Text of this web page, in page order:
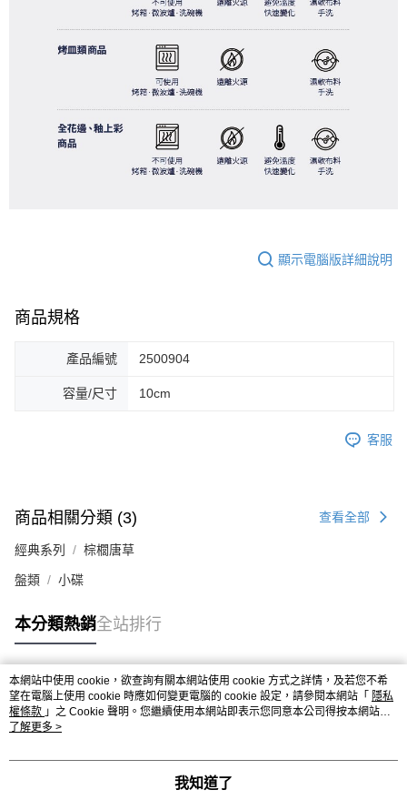
顯示電腦版詳細說明
商品規格
產品編號 2500904
容量/尺寸 10cm
客服
商品相關分類 (3) 查看全部
經典系列 棕櫚唐草
盤類 小碟
本分類熱銷全站排行
熱門標籤
本網站中使用 cookie，欲查詢有關本網站使用 cookie 方式之詳情，及若您不希
望在電腦上使用 cookie 時應如何變更電腦的 cookie 設定，請參閱本網站「 隱私
權條款 」之 Cookie 聲明。您繼續使用本網站即表示您同意本公司得按本網站使
用條款之 Cookie 聲明使用 cookie。
了解更多 >
我知道了